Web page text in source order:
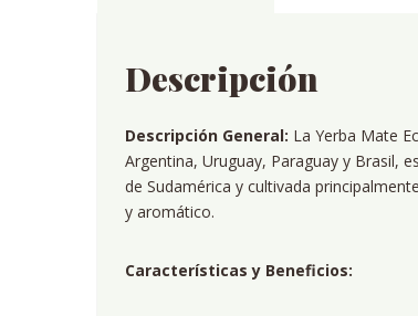
Descripción
Descripción General: La Yerba Mate
Argentina, Uruguay, Paraguay y Brasil,
de Sudamérica y cultivada
y aromático.
Características y Beneficios: